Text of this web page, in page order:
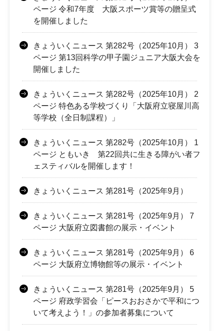
ページ 令和7年度 大阪スポーツ賞等の贈呈式
を開催しました
きょういくニュース 第282号（2025年10月） 3
ページ 第13回科学の甲子園ジュニア大阪大会を
開催しました
きょういくニュース 第282号（2025年10月） 2
ページ 特色ある学校づくり「大阪府立寝屋川高
等学校（全日制課程）」
きょういくニュース 第282号（2025年10月） 1
ページ ともいき 第22回共に生きる障がい者フ
ェスティバルを開催します！
きょういくニュース 第281号（2025年9月）
きょういくニュース 第281号（2025年9月） 7
ページ 大阪府立図書館の展示・イベント
きょういくニュース 第281号（2025年9月） 6
ページ 大阪府立博物館等の展示・イベント
きょういくニュース 第281号（2025年9月） 5
ページ 府政学習会「ピースおおさかで平和につ
いて考えよう！」の参加者募集について